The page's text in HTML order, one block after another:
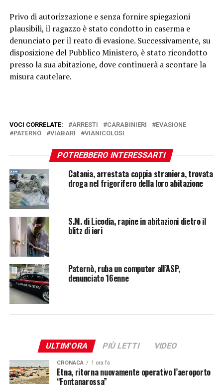
Privo di autorizzazione e senza fornire spiegazioni
plausibili, il ragazzo è stato condotto in caserma e
denunciato per il reato di evasione. Successivamente, su
disposizione del Pubblico Ministero, è stato ricondotto
presso la sua abitazione, dove continuerà a scontare la
misura cautelare.
VOCI CORRELATE: ARRESTI CARABINIERI
EVASIONE
PATERNÒ
VIABARI VIANICOLOSI
POTREBBERO INTERESSARTI
Catania, arrestata coppia straniera, trovata
droga nel frigorifero della loro abitazione
S.M. di Licodia, rapine in abitazioni dietro il
blitz di ieri
Paternò, ruba un computer all’ASP,
denunciato 16enne
ULTIM'ORA PIÙ LETTI VIDEO
CRONACA 1 ora fa
Etna, ritorna nuovamente operativo l’aeroporto
“Fontanarossa”